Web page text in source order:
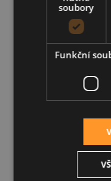
soubory
Funkční